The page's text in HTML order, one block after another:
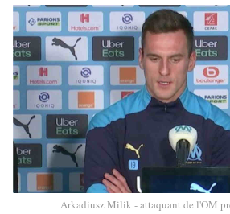
Arkadiusz Milik - attaquant de l'OM